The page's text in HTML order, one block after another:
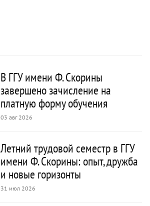
В ГГУ имени Ф. Скорины
завершено зачисление на
платную форму обучения
03 авг 2026
Летний трудовой семестр в ГГУ
имени Ф. Скорины: опыт, дружба
и новые горизонты
31 июл 2026